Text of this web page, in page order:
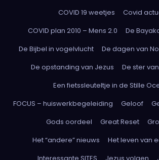
COVID 19 weetjes
Covid
COVID plan 2010 – Mens 2.0
De
De Bijbel in vogelvlucht
De dagen van
De opstanding van Jezus
De ster
Een fietssleuteltje in de Stille
FOCUS – huiswerkbegeleiding
Geloof
Gods oordeel
Great Reset
Het “andere” nieuws
Het leven van